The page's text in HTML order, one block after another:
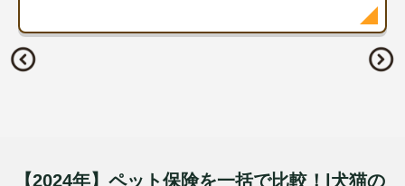
【2024年】ペット保険を一括で比較！|犬猫の